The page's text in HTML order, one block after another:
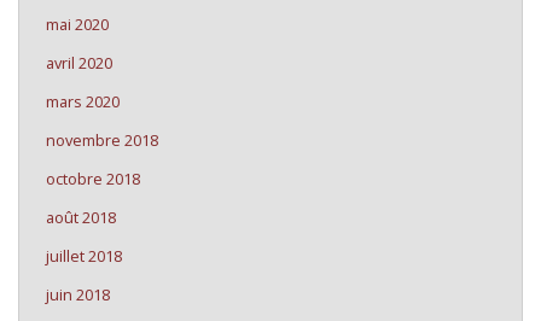
mai 2020
avril 2020
mars 2020
novembre 2018
octobre 2018
août 2018
juillet 2018
juin 2018